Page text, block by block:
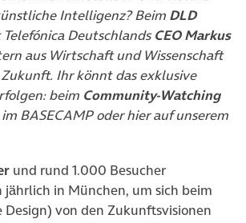
Intelligenz? Beim DLD
Deutschlands CEO Markus
aus Wirtschaft und Wissenschaft
Ihr könnt das exklusive
beim Community-Watching
BASECAMP oder hier auf unserem
und rund 1.000 Besucher
jährlich in München, um sich beim
Tab)von den Zukunftsvisionen